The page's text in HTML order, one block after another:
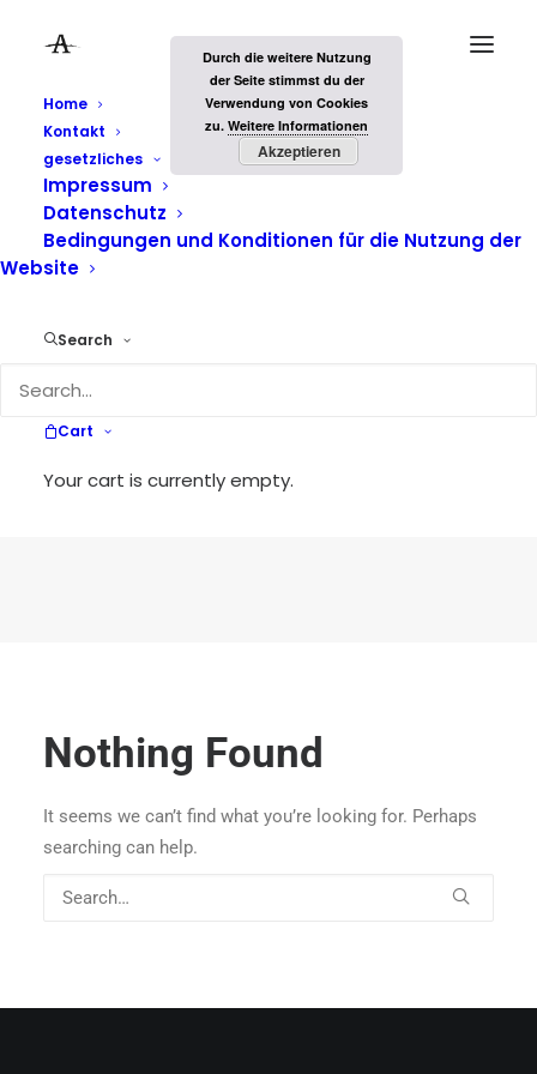
Home
Kontakt
gesetzliches
Impressum
Datenschutz
Bedingungen und Konditionen für die Nutzung der
Website
Search
Cart
Your cart is currently empty.
Nothing Found
It seems we can’t find what you’re looking for. Perhaps
searching can help.
Durch die weitere Nutzung
der Seite stimmst du der
Verwendung von Cookies
zu. Weitere Informationen
Akzeptieren